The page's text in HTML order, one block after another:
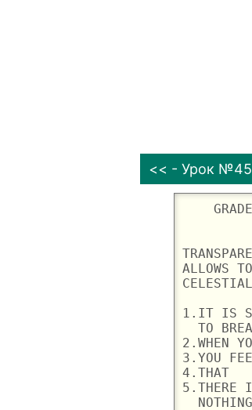
<< - Урок №45